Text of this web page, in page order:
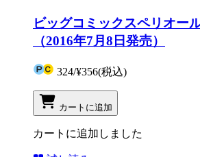
ビッグコミックスペリオー
（2016年7月8日発売）
324/¥356(税込)
カートに追加
カートに追加しました